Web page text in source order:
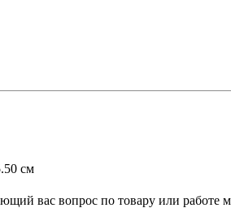
см
вас вопрос по товару или работе